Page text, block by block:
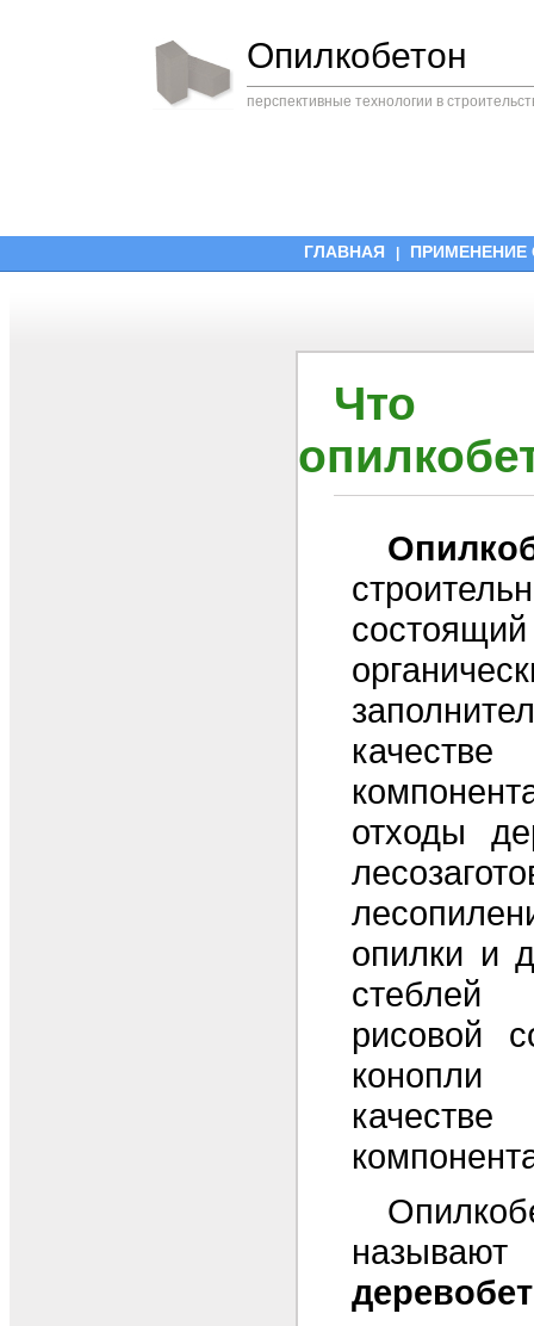
Опилкобетон
перспективные технологии в
ГЛАВНАЯ ПРИМЕНЕНИЕ
Что
качестве
отходы
опилки и
стеблей
рисовой